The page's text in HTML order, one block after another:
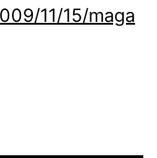
11/15/maga